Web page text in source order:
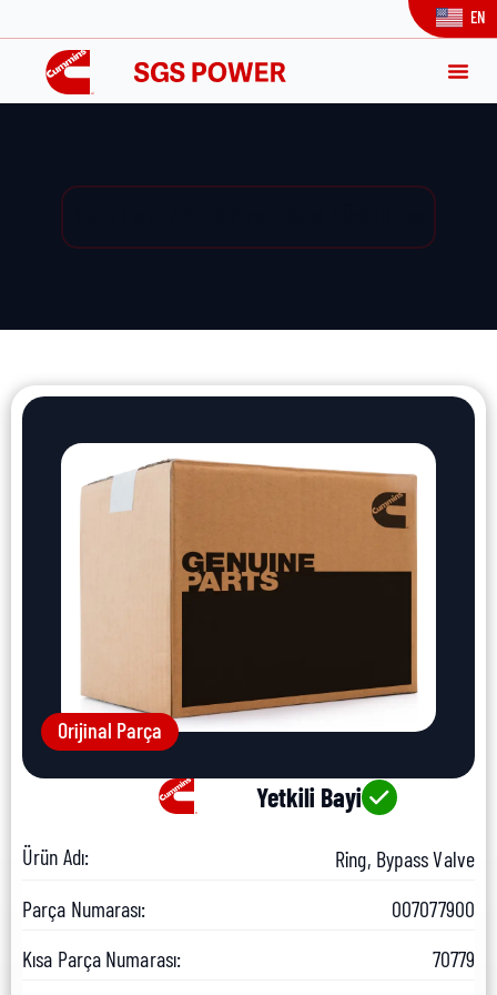
EN
Orijinal Parça
Yetkili Bayi
Ürün Adı:
Ring, Bypass Valve
Parça Numarası:
007077900
Kısa Parça Numarası:
70779